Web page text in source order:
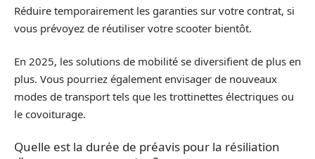
Réduire temporairement les garanties sur votre contrat, si
vous prévoyez de réutiliser votre scooter bientôt.
En 2025, les solutions de mobilité se diversifient de plus en
plus. Vous pourriez également envisager de nouveaux
modes de transport tels que les trottinettes électriques ou
le covoiturage.
Quelle est la durée de préavis pour la résiliation